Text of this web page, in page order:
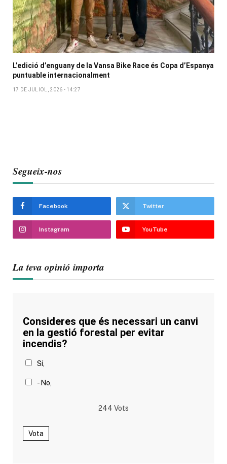
L’edició d’enguany de la Vansa Bike Race és Copa d’Espanya
puntuable internacionalment
17 DE JULIOL, 2026 - 14:27
Segueix-nos
Facebook Twitter
Instagram YouTube
La teva opinió importa
Consideres que és necessari un canvi
en la gestió forestal per evitar
incendis?
Sí,
- No,
244 Vots
Vota